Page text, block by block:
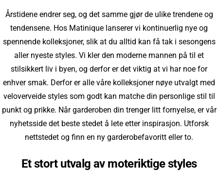
Årstidene endrer seg, og det samme gjør de ulike trendene og
tendensene. Hos Matinique lanserer vi kontinuerlig nye og
spennende kolleksjoner, slik at du alltid kan få tak i sesongens
aller nyeste styles. Vi kler den moderne mannen på til et
stilsikkert liv i byen, og derfor er det viktig at vi har noe for
enhver smak. Derfor er alle våre kolleksjoner nøye utvalgt med
veloverveide styles som godt kan matche din personlige stil til
punkt og prikke. Når garderoben din trenger litt fornyelse, er vår
nyhetsside det beste stedet å lete etter inspirasjon. Utforsk
nettstedet og finn en ny garderobefavoritt eller to.
Et stort utvalg av moteriktige styles